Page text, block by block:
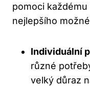
pomoci
nejlepšího
Individuální
různé
velký důraz